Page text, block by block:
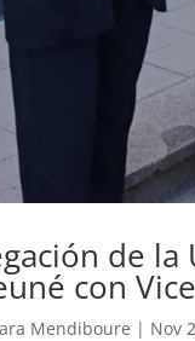
de la
con
Mendiboure | Nov